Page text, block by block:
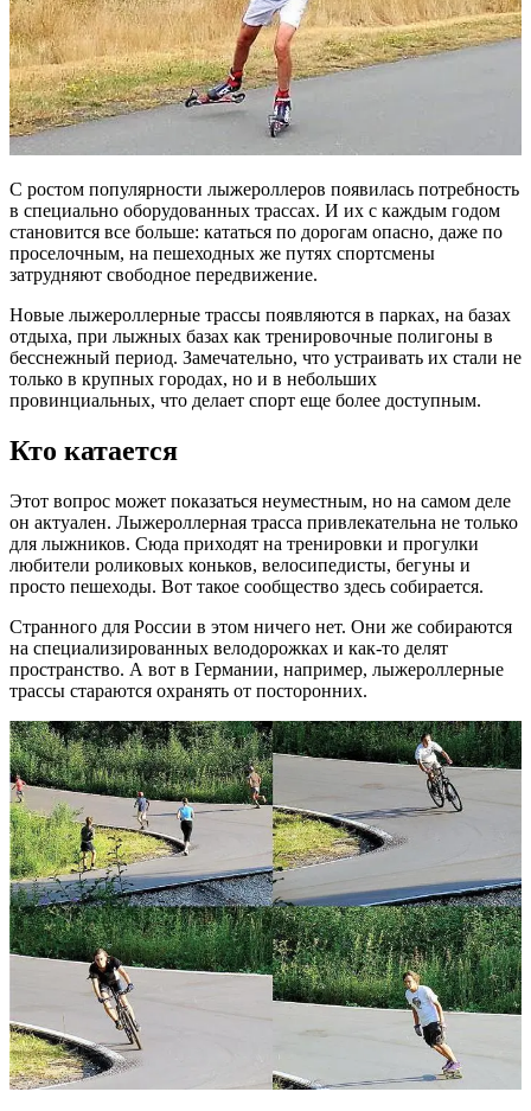
С ростом популярности лыжероллеров появилась потребность
в специально оборудованных трассах. И их с каждым годом
становится все больше: кататься по дорогам опасно, даже по
проселочным, на пешеходных же путях спортсмены
затрудняют свободное передвижение.
Новые лыжероллерные трассы появляются в парках, на базах
отдыха, при лыжных базах как тренировочные полигоны в
бесснежный период. Замечательно, что устраивать их стали не
только в крупных городах, но и в небольших
провинциальных, что делает спорт еще более доступным.
Кто катается
Этот вопрос может показаться неуместным, но на самом деле
он актуален. Лыжероллерная трасса привлекательна не только
для лыжников. Сюда приходят на тренировки и прогулки
любители роликовых коньков, велосипедисты, бегуны и
просто пешеходы. Вот такое сообщество здесь собирается.
Странного для России в этом ничего нет. Они же собираются
на специализированных велодорожках и как-то делят
пространство. А вот в Германии, например, лыжероллерные
трассы стараются охранять от посторонних.